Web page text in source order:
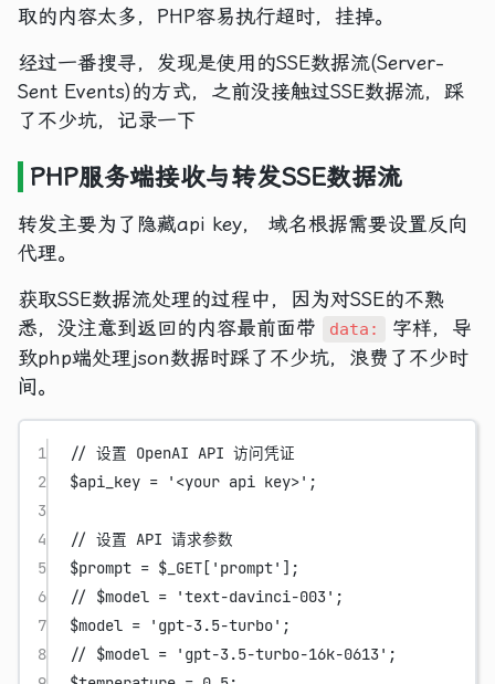
取的内容太多，PHP容易执行超时，挂掉。
经过一番搜寻，发现是使用的SSE数据流(Server-
Sent Events)的方式，之前没接触过SSE数据流，踩
了不少坑，记录一下
PHP服务端接收与转发SSE数据流
转发主要为了隐藏api key， 域名根据需要设置反向
代理。
获取SSE数据流处理的过程中，因为对SSE的不熟
悉，没注意到返回的内容最前面带
data:
字样，导
致php端处理json数据时踩了不少坑，浪费了不少时
间。
1
// 设置 OpenAI API 访问凭证
2
$api_key = '<your api key>' ;
3
4
// 设置 API 请求参数
5
$prompt = $_GET[ 'prompt' ];
6
// $model = 'text-davinci-003';
7
$model = 'gpt-3.5-turbo' ;
8
// $model = 'gpt-3.5-turbo-16k-0613';